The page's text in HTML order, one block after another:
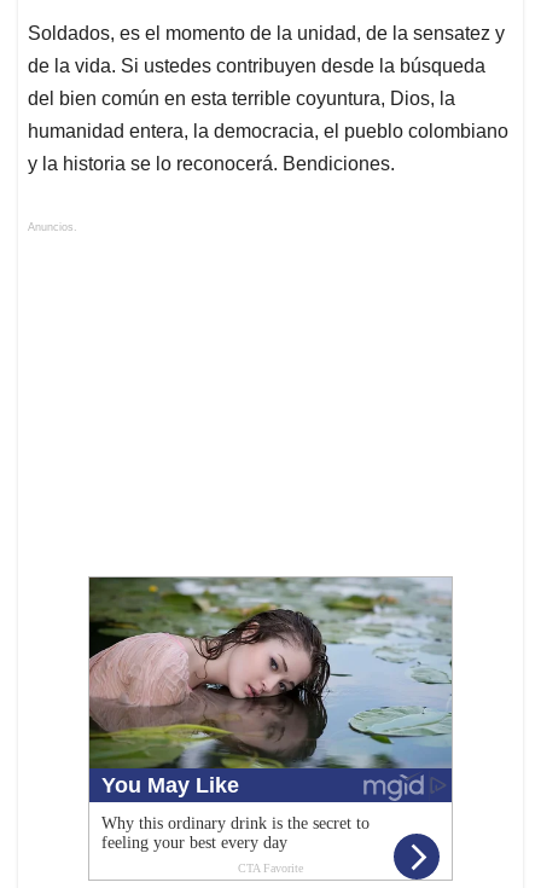
Soldados, es el momento de la unidad, de la sensatez y
de la vida. Si ustedes contribuyen desde la búsqueda
del bien común en esta terrible coyuntura, Dios, la
humanidad entera, la democracia, el pueblo colombiano
y la historia se lo reconocerá. Bendiciones.
Anuncios.